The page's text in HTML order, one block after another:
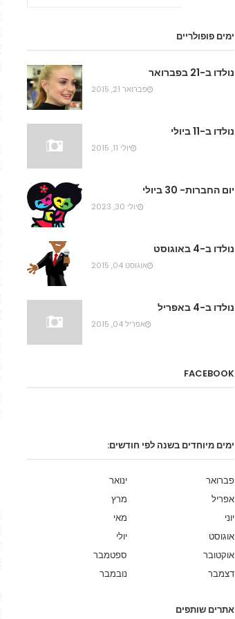
ימים פופולריים
נולדו ב-21 בפברואר
פברואר 21, 2015
נולדו ב-11 ביולי
יולי 11, 2015
יום החברות- 30 ביולי
יולי 30, 2023
נולדו ב-4 באוגוסט
אוגוסט 04, 2015
נולדו ב-4 באפריל
אפריל 04, 2015
FACEBOOK
ימים מיוחדים בשנה לפי חודשים:
ינואר
פברואר
מרץ
אפריל
מאי
יוני
יולי
אוגוסט
ספטמבר
אוקטובר
נובמבר
דצמבר
אתרים שותפים